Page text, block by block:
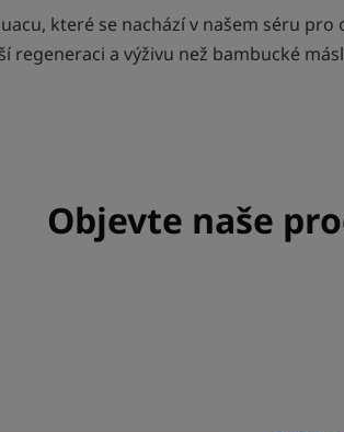
které se nachází v našem séru
regeneraci a výživu než bambucké
Objevte naše